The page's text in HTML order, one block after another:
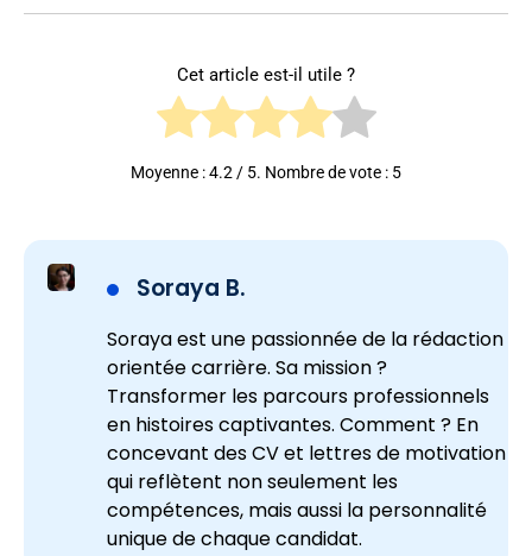
Cet article est-il utile ?
Moyenne :4.2/ 5. Nombre de vote : 5
Soraya B.
Soraya est une passionnée de la rédaction
orientée carrière. Sa mission ?
Transformer les parcours professionnels
en histoires captivantes. Comment ? En
concevant des CV et lettres de motivation
qui reflètent non seulement les
compétences, mais aussi la personnalité
unique de chaque candidat.